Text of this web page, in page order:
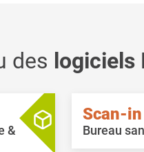
des logiciels
&
Scan-in
Bureau